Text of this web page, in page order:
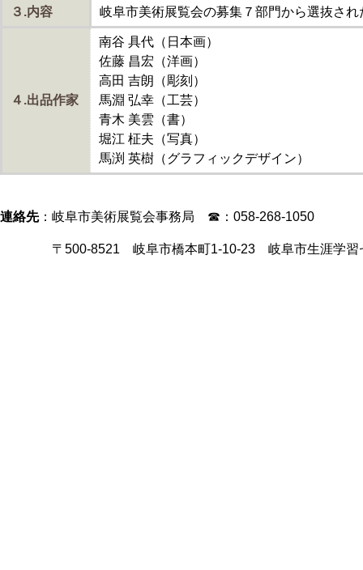
３.内容 岐阜市美術展覧会の募集７部門から選抜さ
４.出品作家
南谷 具代（日本画）
佐藤 昌宏（洋画）
高田 吉朗（彫刻）
馬淵 弘幸（工芸）
青木 美雲（書）
堀江 柾夫（写真）
馬渕 英樹（グラフィックデザイン）
連絡先：岐阜市美術展覧会事務局 ☎：058-268-1050
〒500-8521 岐阜市橋本町1-10-23 岐阜市生涯学